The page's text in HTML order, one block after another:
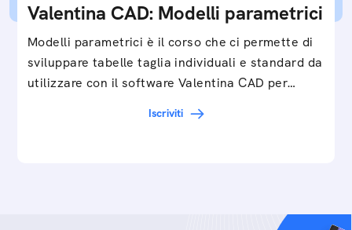
Valentina CAD: Modelli parametrici
Modelli parametrici è il corso che ci permette di
sviluppare tabelle taglia individuali e standard da
utilizzare con il software Valentina CAD per…
Iscriviti